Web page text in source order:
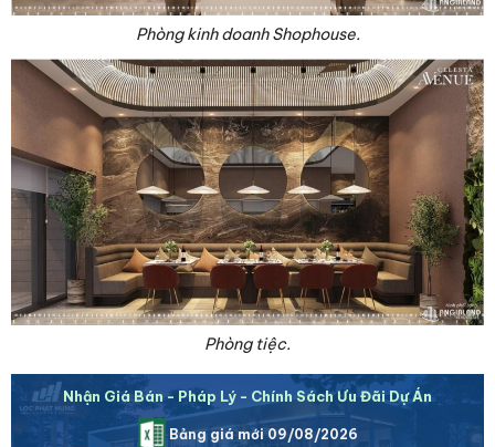
Phòng kinh doanh Shophouse.
Phòng tiệc.
Nhận Giá Bán - Pháp Lý - Chính Sách Ưu Đãi Dự Án
Bảng giá mới 09/08/2026